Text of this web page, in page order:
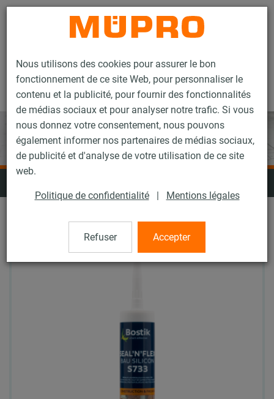
Nous utilisons des cookies pour assurer le bon
fonctionnement de ce site Web, pour personnaliser le
contenu et la publicité, pour fournir des fonctionnalités
de médias sociaux et pour analyser notre trafic. Si vous
nous donnez votre consentement, nous pouvons
également informer nos partenaires de médias sociaux,
de publicité et d'analyse de votre utilisation de ce site
web.
Politique de confidentialité | Mentions légales
Refuser Accepter
Contact